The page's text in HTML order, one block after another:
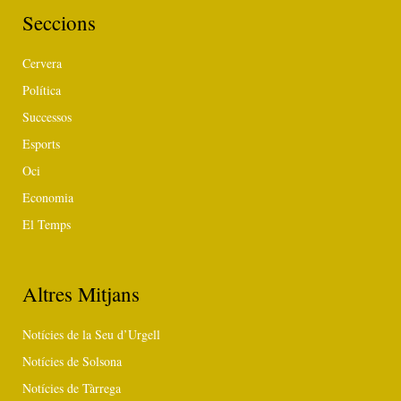
Seccions
Cervera
Política
Successos
Esports
Oci
Economia
El Temps
Altres Mitjans
Notícies de la Seu d’Urgell
Notícies de Solsona
Notícies de Tàrrega